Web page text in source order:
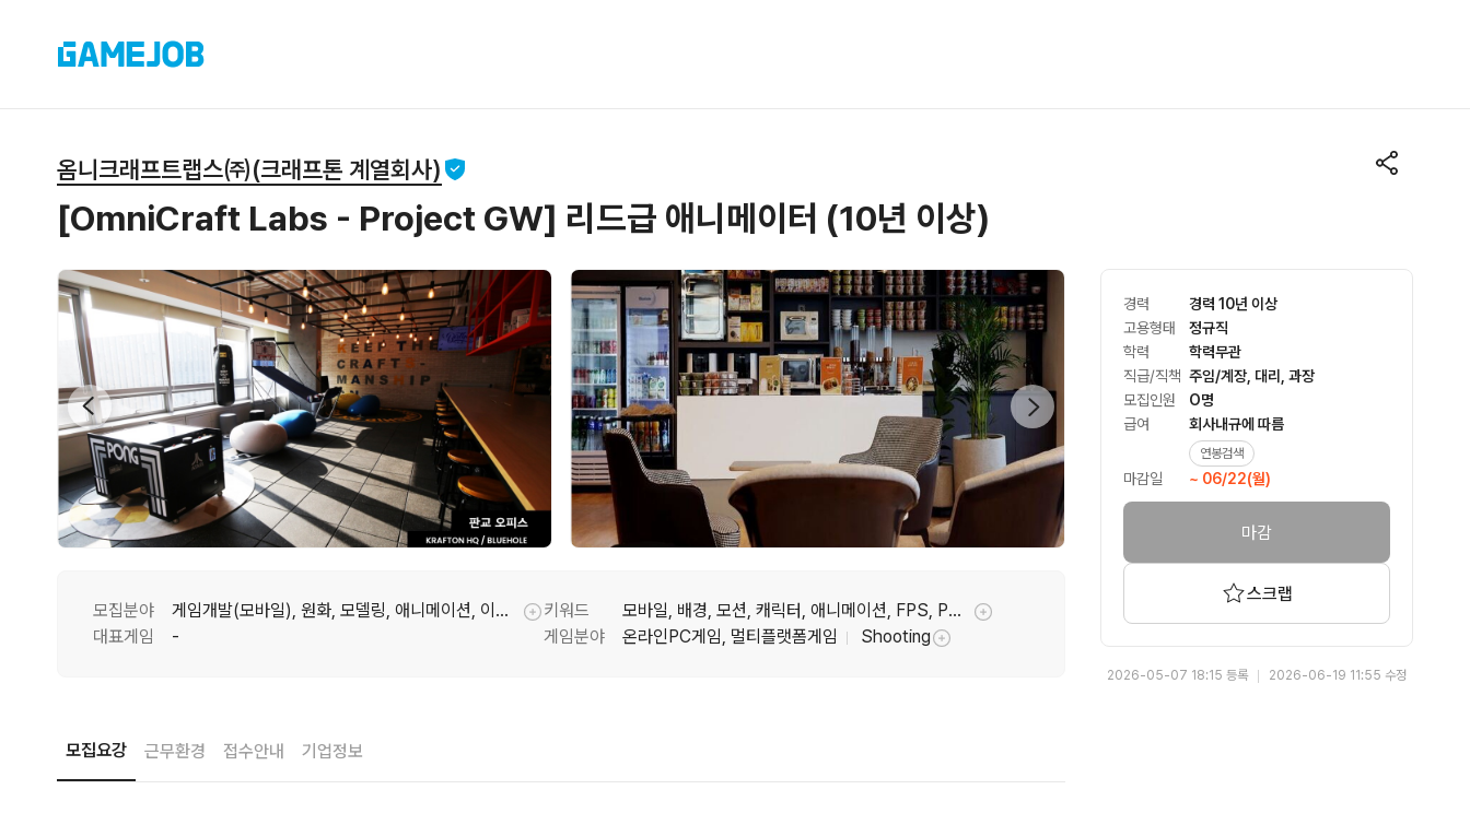
옴니크래프트랩스㈜(크래프톤 계열회사)
[OmniCraft Labs - Project GW] 리드급 애니메이터 (10년 이상)
모집분야 게임개발(모바일), 원화, 모델링, 애니메이션, 이펙트·FX 키워드 모바일, 배경, 모션, 캐릭터, 애니메이션, FPS, PC, UE5
대표게임 - 게임분야 온라인PC게임, 멀티플랫폼게임 Shooting
경력
경력 10년 이상
고용형태
정규직
학력
학력무관
직급/직책 주임/계장, 대리, 과장
모집인원
O명
급여
회사내규에 따름
연봉검색
마감일 ~ 06/22(월)
마감
스크랩
2026-05-07 18:15 등록 2026-06-19 11:55 수정
모집요강 근무환경 접수안내 기업정보